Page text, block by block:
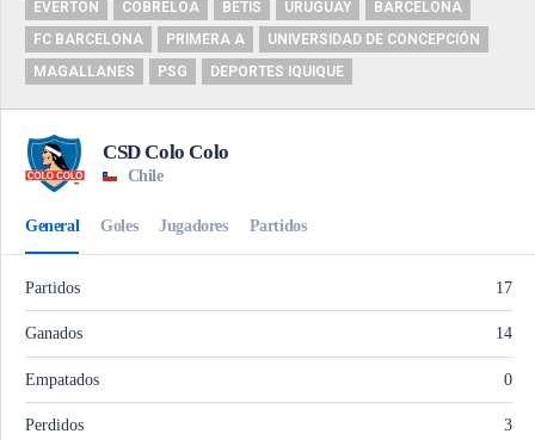
EVERTON
COBRELOA BETIS URUGUAY
BARCELONA
FC BARCELONA
PRIMERA A
UNIVERSIDAD DE CONCEPCIÓN
MAGALLANES
PSG DEPORTES IQUIQUE